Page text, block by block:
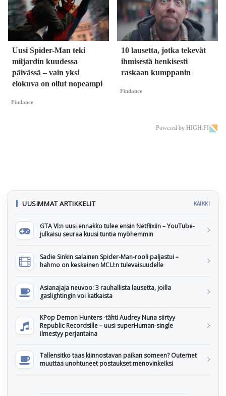
Uusi Spider-Man teki
miljardin kuudessa
päivässä – vain yksi
elokuva on ollut nopeampi
Findance
10 lausetta, jotka tekevät
ihmisestä henkisesti
raskaan kumppanin
Findance
Powered by HIGH.FI
UUSIMMAT ARTIKKELIT KAIKKI
GTA VI:n uusi ennakko tulee ensin Netflixiin – YouTube-
julkaisu seuraa kuusi tuntia myöhemmin
Sadie Sinkin salainen Spider-Man-rooli paljastui –
hahmo on keskeinen MCU:n tulevaisuudelle
Asianajaja neuvoo: 3 rauhallista lausetta, joilla
gaslightingin voi katkaista
KPop Demon Hunters -tähti Audrey Nuna siirtyy
Republic Recordsille – uusi superHuman-single
ilmestyy perjantaina
Tallensitko taas kiinnostavan paikan someen? Outernet
muuttaa unohtuneet postaukset menovinkeiksi